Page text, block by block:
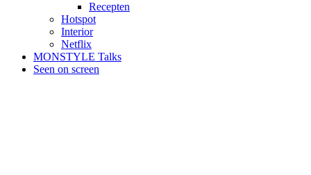
Recepten
Hotspot
Interior
Netflix
MONSTYLE Talks
Seen on screen